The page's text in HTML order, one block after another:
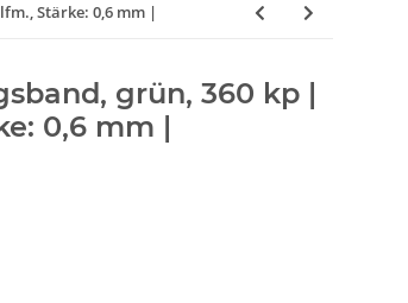
Stärke: 0,6 mm |
grün, 360 kp |
0,6 mm |